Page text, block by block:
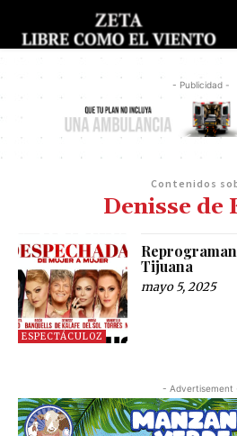
- Publicidad -
Contenidos
Denisse de
ESPECTÁCULOZ
Tijuana
mayo 5, 2025
- Advertisement